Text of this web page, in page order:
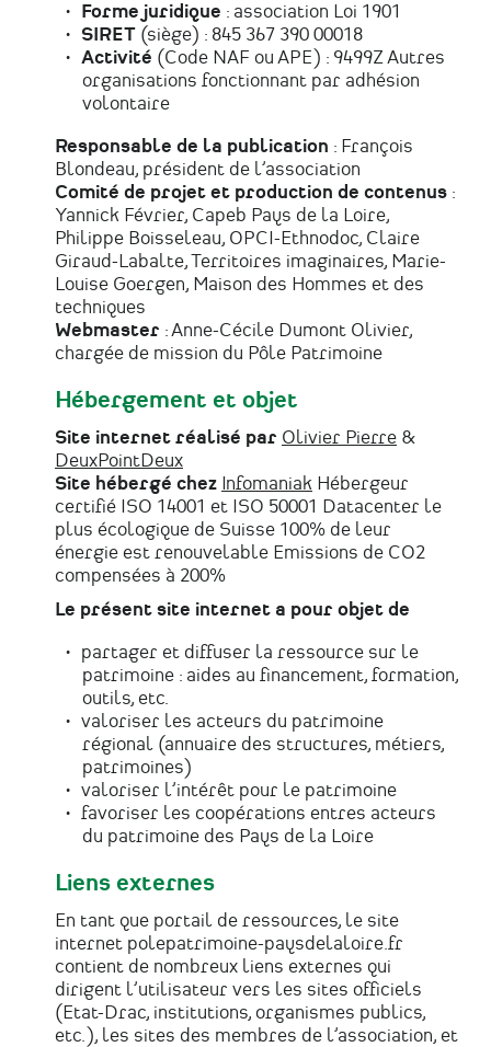
Forme juridique : association Loi 1901
SIRET (siège) : 845 367 390 00018
Activité (Code NAF ou APE) : 9499Z Autres
organisations fonctionnant par adhésion
volontaire
Responsable de la publication : François
Blondeau, président de l’association
Comité de projet et production de contenus :
Yannick Février, Capeb Pays de la Loire,
Philippe Boisseleau, OPCI-Ethnodoc, Claire
Giraud-Labalte, Territoires imaginaires, Marie-
Louise Goergen, Maison des Hommes et des
techniques
Webmaster : Anne-Cécile Dumont Olivier,
chargée de mission du Pôle Patrimoine
Hébergement et objet
Site internet réalisé par Olivier Pierre &
DeuxPointDeux
Site hébergé chez Infomaniak Hébergeur
certifié ISO 14001 et ISO 50001 Datacenter le
plus écologique de Suisse 100% de leur
énergie est renouvelable Emissions de CO2
compensées à 200%
Le présent site internet a pour objet de
partager et diffuser la ressource sur le
patrimoine : aides au financement, formation,
outils, etc.
valoriser les acteurs du patrimoine
régional (annuaire des structures, métiers,
patrimoines)
valoriser l’intérêt pour le patrimoine
favoriser les coopérations entres acteurs
du patrimoine des Pays de la Loire
Liens externes
En tant que portail de ressources, le site
internet polepatrimoine-paysdelaloire.fr
contient de nombreux liens externes qui
dirigent l’utilisateur vers les sites officiels
(Etat-Drac, institutions, organismes publics,
etc.), les sites des membres de l’association, et